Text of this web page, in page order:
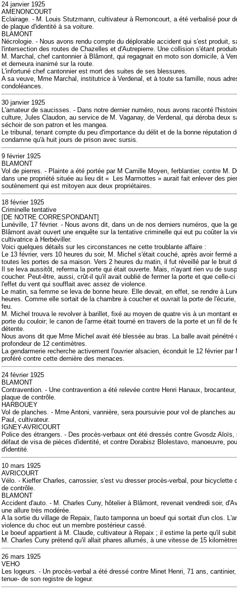
24 janvier 1925
AMENONCOURT
Eclairage. - M. Louis Stutzmann, cultivateur à Remoncourt, a été verbalisé pour
de plaque d'identité à sa voiture.
BLAMONT
Nécrologie. - Nous avons rendu compte du déplorable accident qui s'est produit,
l'intersection des routes de Chazelles et d'Autrepierre. Une collision s'étant
M. Marchal, chef cantonnier à Blâmont, qui regagnait en moto son domicile, à
et demeura inanimé sur la route.
L'infortuné chef cantonnier est mort des suites de ses blessures.
A sa veuve, Mme Marchal, institutrice à Verdenal, et à toute sa famille, nous
condoléances.
30 janvier 1925
L'amateur de saucisses. - Dans notre dernier numéro, nous avons raconté
culture, Jules Claudon, au service de M. Vaganay, de Verdenal, qui déroba deux
séchoir de son patron et les mangea.
Le tribunal, tenant compte du peu d'importance du délit et de la bonne réputation
condamne qu'à huit jours de prison avec sursis.
9 février 1925
BLAMONT
Vol de pierres. - Plainte a été portée par M Camille Moyen, ferblantier, contre M.
dans une propriété située au lieu dit « Les Marmottes » aurait fait enlever des
soutènement qui est mitoyen aux deux propriétaires.
18 février 1925
Criminelle tentative
[DE NOTRE CORRESPONDANT]
Lunéville, 17 février. - Nous avons dit, dans un de nos derniers numéros, que la
Blâmont avait ouvert une enquête sur la tentative criminelle qui eut pu coûter la
cultivatrice à Herbéviller.
Voici quelques détails sur les circonstances ne cette troublante affaire :
Le 13 février, vers 10 heures du soir, M. Michel s'était couché, après avoir fermé
toutes les portes de sa maison. Vers 2 heures du matin, il fut réveillé par le bruit
Il se leva aussitôt, referma la porte qui était ouverte. Mais, n'ayant rien vu de
coucher. Peut-être, aussi, crût-il qu'il avait oublié de fermer la porte et que celle-
l'effet du vent qui soufflait avec assez de violence.
Le matin, sa femme se leva de bonne heure. Elle devait, en effet, se rendre à
heures. Comme elle sortait de la chambre à coucher et ouvrait la porte de
feu.
M. Michel trouva le revolver à barillet, fixé au moyen de quatre vis à un montant
porte du couloir; le canon de l'arme était tourné en travers de la porte et un fil de
détente.
Nous avons dit que Mme Michel avait été blessée au bras. La balle avait pénétré
profondeur de 12 centimètres.
La gendarmerie recherche activement l'ouvrier alsacien, éconduit le 12 février
proféré contre cette dernière des menaces.
24 février 1925
BLAMONT
Contravention. - Une contravention a été relevée contre Henri Hanaux,
plaque de contrôle.
HARBOUEY
Vol de planches. - Mme Antoni, vannière, sera poursuivie pour vol de planches au
Paul, cultivateur.
IGNEY-AVRICOURT
Police des étrangers. - Des procès-verbaux ont été dressés contre Gvosdz Aloïs,
défaut de visa de pièces d'identité, et contre Dorabisz Blolestavo, manoeuvre,
d'identité.
10 mars 1925
AVRICOURT
Vélo. - Kieffer Charles, carrossier, s'est vu dresser procès-verbal, pour bicyclette
de contrôle.
BLAMONT
Accident d'auto. - M. Charles Cuny, hôtelier à Blâmont, revenait vendredi soir,
une allure très modérée.
A la sortie du village de Repaix, l'auto tamponna un boeuf qui sortait d'un clos.
violence du choc eut un membre postérieur cassé.
Le boeuf appartient à M. Claude, cultivateur à Repaix ; il estime la perte qu'il
M. Charles Cuny prétend qu'il allait phares allumés, à une vitesse de 15
26 mars 1925
VEHO
Les logeurs. - Un procès-verbal a été dressé contre Minet Henri, 71 ans,
tenue- de son registre de logeur.